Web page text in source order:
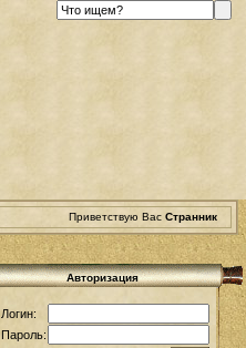
Приветствую Вас Странник
Авторизация
Логин:
Пароль: